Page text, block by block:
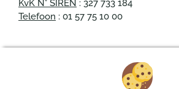
KvK N° SIREN : 327 733 184
Telefoon : 01 57 75 10 00
Donau Camping Grein